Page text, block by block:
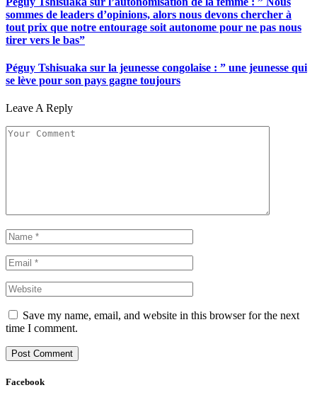
sommes de leaders d’opinions, alors nous devons chercher à
tout prix que notre entourage soit autonome pour ne pas nous
tirer vers le bas”
Péguy Tshisuaka sur la jeunesse congolaise : ” une jeunesse qui
se lève pour son pays gagne toujours
Leave A Reply
Save my name, email, and website in this browser for the next
time I comment.
Facebook